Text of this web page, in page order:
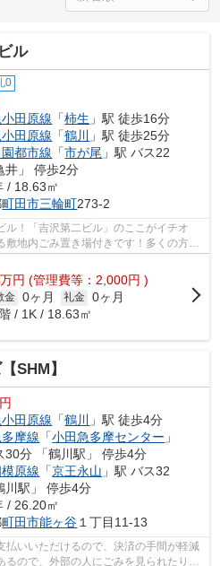
ル
0
田原線 「柿生 」駅 徒歩16分
田原線 「鶴川
」駅 徒歩25分
都市線 「市が尾 」駅 バス22
井」 停歩2分
/ 18.63㎡
町田市三輪町273-2
ル！「吉沢第二ビル」のここがイチオ
地内ごみ置き場付きです！多くの方に
ある...
万円 (管理費等：2,000円 )
金 0ヶ月 礼金 0ヶ月
/ 1K / 18.63㎡
SHM】
田原線 「鶴川
」駅 徒歩4分
摩線 「小田急多摩センター 」
30分 「鶴川駅」 停歩4分
原線 「京王永山 」駅 バス32
川駅」 停歩4分
/ 26.20㎡
町田市能ヶ谷 １丁目11-13
払いいただけるので、決済の手間が軽減
ので、外部の人にごみを見られたり持